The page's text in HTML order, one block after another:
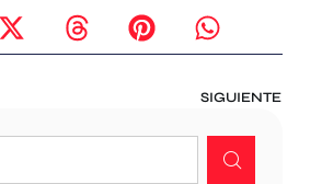
SIGUIENTE